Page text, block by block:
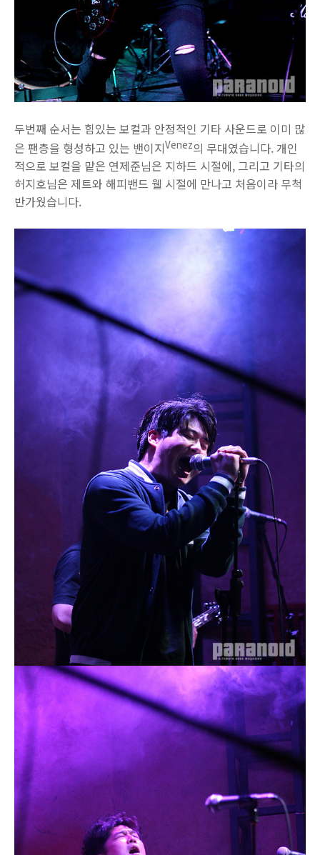
두번째 순서는 힘있는 보컬과 안정적인 기타 사운드로 이미 많
은 팬층을 형성하고 있는 밴이지Venez의 무대였습니다. 개인
적으로 보컬을 맡은 연제준님은 지하드 시절에, 그리고 기타의
허지호님은 제트와 해피밴드 웰 시절에 만나고 처음이라 무척
반가웠습니다.